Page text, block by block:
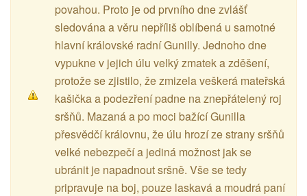
povahou. Proto je od prvního dne zvlášť
sledována a věru nepříliš oblíbená u samotné
hlavní královské radní Gunilly. Jednoho dne
vypukne v jejich úlu velký zmatek a zděšení,
protože se zjistilo, že zmizela veškerá mateřská
kašička a podezření padne na znepřátelený roj
sršňů. Mazaná a po moci bažící Gunilla
přesvědčí královnu, že úlu hrozí ze strany sršňů
velké nebezpečí a jediná možnost jak se
ubránit je napadnout sršně. Vše se tedy
pripravuje na boj, pouze laskavá a moudrá paní